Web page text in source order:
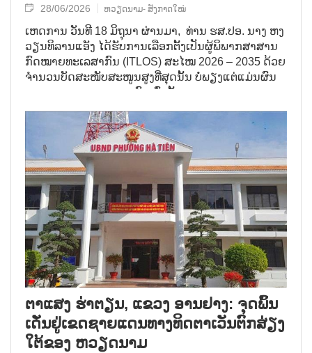
28/06/2026 ຫວຽດນາມ- ສັງກາດໃໝ່
ເຫດ​ການ ວັນ​ທີ 18 ມິ​ຖຸ​ນາ ຜ່ານ​ມາ, ທ່ານ​ ຮ​ສ​.ປອ. ນາງ ຫງ
ວຽນ​ທິ​ລານ​ແອັງ ໄດ້​ຮັບ​ການ​ເລືອກ​ຕັ້ງ​ເປັນ​ຜູ້​ພິ​ພາກ​ສາ​ສານ​
ກົດ​ໝາຍ​ທະ​ເລ​ສາ​ກົນ (ITLOS) ສະ​ໄໝ 2026 – 2035 ດ້ວຍ​
ຈຳ​ນວນ​ບັດ​ສະ​ໜັບ​ສະ​ໜູນ​ສູງ​ທີ່​ສຸດນັ້ນ ບໍ່​ພຽງ​ແຕ່​ແມ່ນ​ຜົນ​
ງານ​ທາງ​ການ​ທູດ​ຂອງ​ບຸກ​ຄົນ​ເທົ່າ​ນັ້ນ.
ຕາ​ແສງ ຮ່າ​ຕຽນ, ແຂວງ ອານ​ຢາງ: ຈຸດ​ພ​ົ້ນ​
ເດັ່ນ​ຢູ່​ເຂດ​ຊາຍ​ແດນ​ທາງ​ທິດ​ຕາ​ເວັນ​ຕົກ​ສ່ຽງ​
ໃຕ້​ຂອງ ຫວຽດນາມ